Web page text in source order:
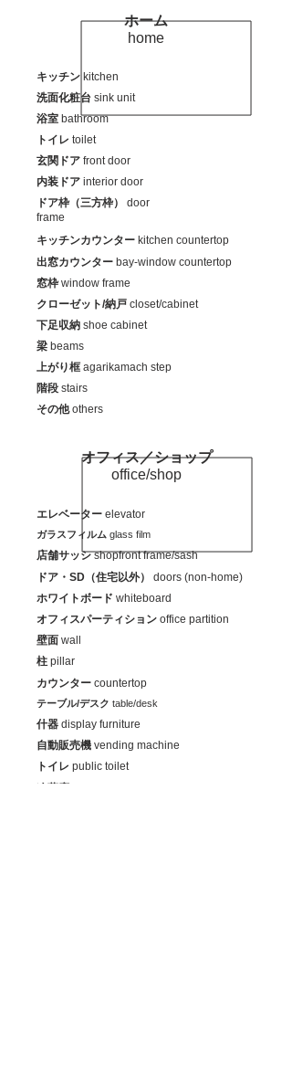
ホーム
home
キッチン kitchen
洗面化粧台 sink unit
浴室 bathroom
トイレ toilet
玄関ドア front door
​内装ドア interior door
ドア枠（三方枠）
door
frame
キッチンカウンター kitchen countertop
出窓カウンター bay-window countertop
窓枠 window frame
クローゼット/納戸 closet/cabinet
下足収納 shoe cabinet
梁 beams
上がり框 agarikamach step
階段 stairs
その他others
オフィス／ショップ
office/shop
エレベーター elevator
ガラスフィルム glass film
店舗サッシshopfront frame/sash
ドア・SD（住宅以外）
doors (non-home)
ホワイトボード whiteboard
オフィスパーティション office partition
壁面 wall
柱 pillar
カウンター countertop
テーブル/デスク table/desk
什器 display furniture
自動販売機 vending machine
トイレ public toilet